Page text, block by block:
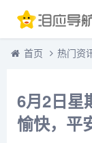
首页 热门资
6月2日星
愉快，平